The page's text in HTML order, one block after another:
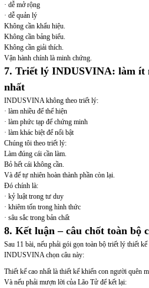
· dễ mở rộng
· dễ quản lý
Không cần khẩu hiệu.
Không cần bảng biểu.
Không cần giải thích.
Vận hành chính là minh chứng.
7. Triết lý INDUSVINA: làm ít
nhất
INDUSVINA không theo triết lý:
· làm nhiều để thể hiện
· làm phức tạp để chứng minh
· làm khác biệt để nổi bật
Chúng tôi theo triết lý:
Làm đúng cái cần làm.
Bỏ hết cái không cần.
Và để tự nhiên hoàn thành phần còn lại.
Đó chính là:
· kỷ luật trong tư duy
· khiêm tốn trong hình thức
· sâu sắc trong bản chất
8. Kết luận – câu chốt toàn bộ
Sau 11 bài, nếu phải gói gọn toàn bộ triết lý thiết
INDUSVINA chọn câu này:
Thiết kế cao nhất là thiết kế khiến con người quên
Và nếu phải mượn lời của Lão Tử để kết lại: